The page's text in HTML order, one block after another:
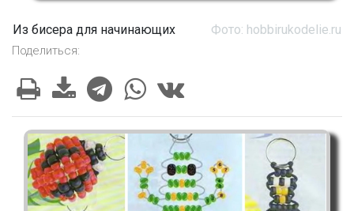
Из бисера для начинающих Фото: hobbirukodelie.ru
Поделиться: